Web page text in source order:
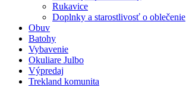
Rukavice
Doplnky a starostlivosť o oblečenie
Obuv
Batohy
Vybavenie
Okuliare Julbo
Výpredaj
Trekland komunita